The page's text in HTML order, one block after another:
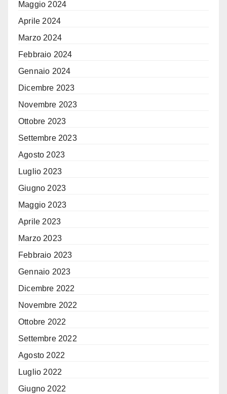
Maggio 2024
Aprile 2024
Marzo 2024
Febbraio 2024
Gennaio 2024
Dicembre 2023
Novembre 2023
Ottobre 2023
Settembre 2023
Agosto 2023
Luglio 2023
Giugno 2023
Maggio 2023
Aprile 2023
Marzo 2023
Febbraio 2023
Gennaio 2023
Dicembre 2022
Novembre 2022
Ottobre 2022
Settembre 2022
Agosto 2022
Luglio 2022
Giugno 2022